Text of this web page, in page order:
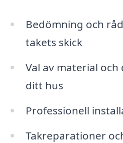
Bedömning och
takets skick
Val av material
ditt hus
Professionell
Takreparationer